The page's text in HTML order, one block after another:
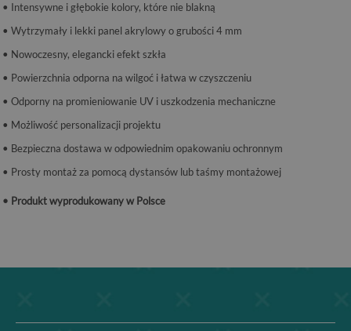
• Intensywne i głębokie kolory, które nie blakną
• Wytrzymały i lekki panel akrylowy o grubości 4 mm
• Nowoczesny, elegancki efekt szkła
• Powierzchnia odporna na wilgoć i łatwa w czyszczeniu
• Odporny na promieniowanie UV i uszkodzenia mechaniczne
• Możliwość personalizacji projektu
• Bezpieczna dostawa w odpowiednim opakowaniu ochronnym
• Prosty montaż za pomocą dystansów lub taśmy montażowej
• Produkt wyprodukowany w Polsce